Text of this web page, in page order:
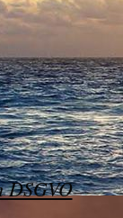
DSGVO